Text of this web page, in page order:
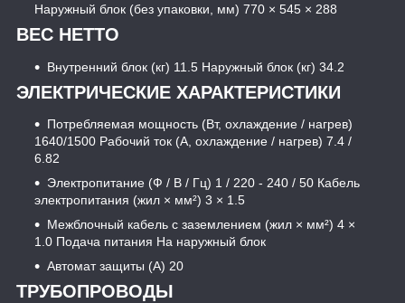
Наружный блок (без упаковки, мм) 770 × 545 × 288
ВЕС НЕТТО
Внутренний блок (кг) 11.5 Наружный блок (кг) 34.2
ЭЛЕКТРИЧЕСКИЕ ХАРАКТЕРИСТИКИ
Потребляемая мощность (Вт, охлаждение / нагрев)
1640/1500 Рабочий ток (А, охлаждение / нагрев) 7.4 /
6.82
Электропитание (Ф / В / Гц) 1 / 220 - 240 / 50 Кабель
электропитания (жил × мм²) 3 × 1.5
Межблочный кабель с заземлением (жил × мм²) 4 ×
1.0 Подача питания На наружный блок
Автомат защиты (A) 20
ТРУБОПРОВОДЫ